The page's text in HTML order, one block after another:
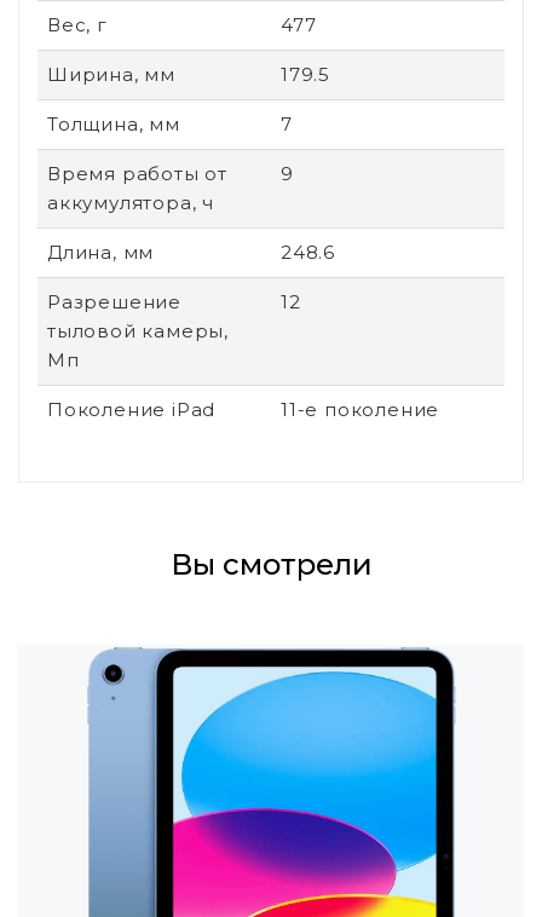
Вес, г 477
Ширина, мм 179.5
Толщина, мм 7
Время работы от
аккумулятора, ч
9
Длина, мм 248.6
Разрешение
тыловой камеры,
Мп
12
Поколение iPad 11-е поколение
Вы смотрели